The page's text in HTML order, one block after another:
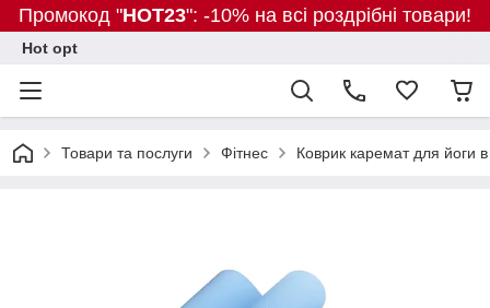
Промокод "HOT23": -10% на всі роздрібні товари!
Hot opt
Товари та послуги Фітнес Коврик каремат для йоги